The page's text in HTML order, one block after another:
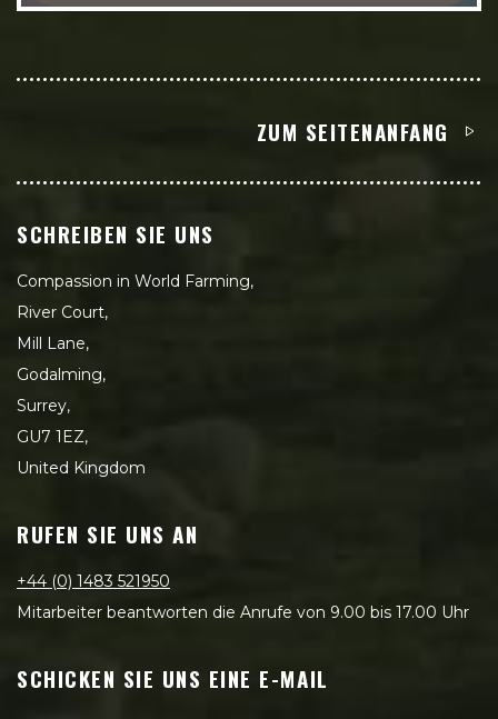
ZUM SEITENANFANG
SCHREIBEN SIE UNS
Compassion in World Farming,
River Court,
Mill Lane,
Godalming,
Surrey,
GU7 1EZ,
United Kingdom
RUFEN SIE UNS AN
+44 (0) 1483 521950
Mitarbeiter beantworten die Anrufe von 9.00 bis 17.00 Uhr
SCHICKEN SIE UNS EINE E-MAIL